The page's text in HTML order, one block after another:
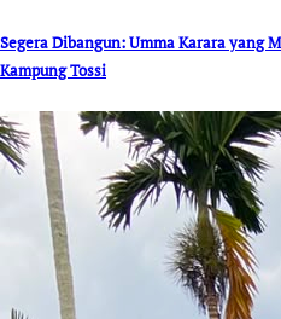
Segera Dibangun: Umma Karara yang
Kampung Tossi